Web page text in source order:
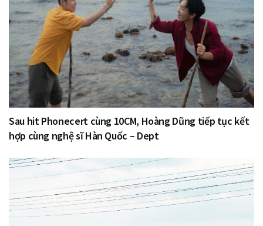
Sau hit Phonecert cùng 10CM, Hoàng Dũng tiếp tục kết
hợp cùng nghệ sĩ Hàn Quốc – Dept